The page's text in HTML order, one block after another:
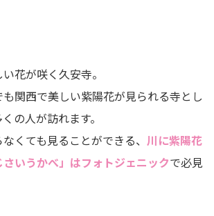
花が咲く久安寺。
関西で美しい紫陽花が見られる寺とし
の人が訪れます。
くても見ることができる、 川に紫陽花
いうかべ」はフォトジェニックで必見